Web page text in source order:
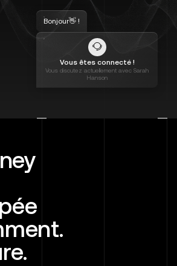
Bonjour👋 !
Vous êtes connecté !
Vous discutez actuellement avec Sarah
Hanson